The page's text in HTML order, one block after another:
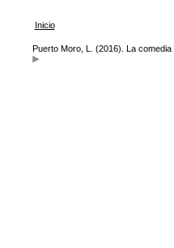
Inicio
Puerto Moro, L. (2016). La